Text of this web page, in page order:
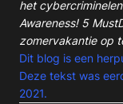
het
Awareness! 5
zomervakantie op
Dit blog is een
Deze tekst was
2021.